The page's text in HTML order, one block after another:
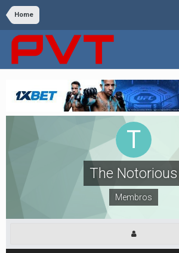
Home
The Notorious
Membros